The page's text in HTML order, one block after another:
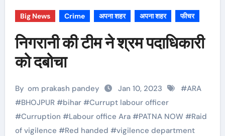
Big News Crime अपना शहर अपना शहर फीचर
निगरानी की टीम ने श्रम पदाधिकारी
को दबोचा
By om prakash pandey Jan 10, 2023 #ARA
#BHOJPUR#bihar#Currupt labour officer
#Curruption #Labour office Ara#PATNA NOW #Raid
of vigilence #Red handed #vigilence department